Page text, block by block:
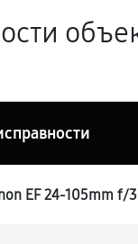
EF 24-105mm f/